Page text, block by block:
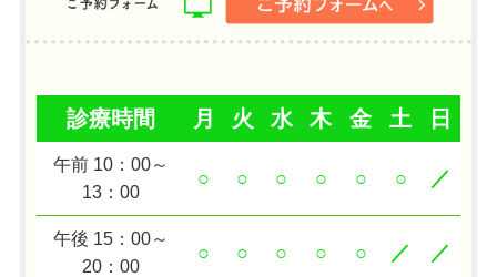
診療時間 月 火 水 木 金 土 日
午前 10：00～
13：00
○ ○ ○ ○ ○ ○ ／
午後 15：00～
20：00
○ ○ ○ ○ ○ ／ ／